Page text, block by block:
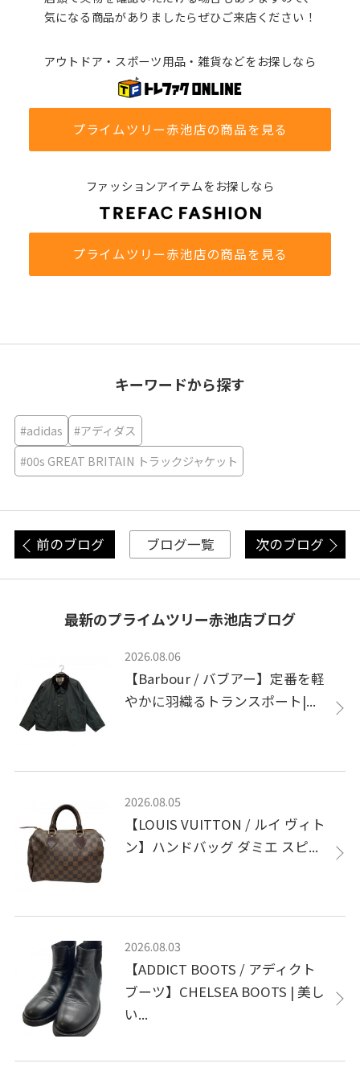
気になる商品がありましたらぜひご来店ください！
アウトドア・スポーツ用品・雑貨などをお探しなら
プライムツリー赤池店の商品を見る
ファッションアイテムをお探しなら
プライムツリー赤池店の商品を見る
キーワードから探す
#adidas
#アディダス
#00s GREAT BRITAIN トラックジャケット
前のブログ ブログ一覧 次のブログ
最新のプライムツリー赤池店ブログ
2026.08.06
【Barbour / バブアー】定番を軽
やかに羽織るトランスポート|...
2026.08.05
【LOUIS VUITTON / ルイ ヴィト
ン】ハンドバッグ ダミエ スピ...
2026.08.03
【ADDICT BOOTS / アディクト
ブーツ】CHELSEA BOOTS | 美し
い...